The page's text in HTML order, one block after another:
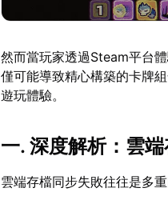
然而當玩家透過Steam平台
僅可能導致精心構築的卡牌
遊玩體驗。
一. 深度解析：雲
雲端存檔同步失敗往往是多